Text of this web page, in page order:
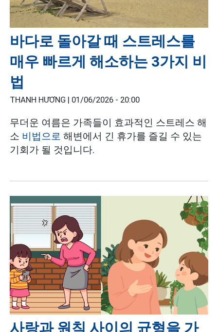
바다로 돌아갈 때 스트레스를
매우 빠르게 해소하는 3가지 비
법
THANH HƯƠNG | 01/06/2026 - 20:00
무더운 여름은 가족들이 효과적인 스트레스 해
소 비법으로 해변에서 긴 휴가를 즐길 수 있는
기회가 될 것입니다.
사랑과 원칙 사이의 균형을 가